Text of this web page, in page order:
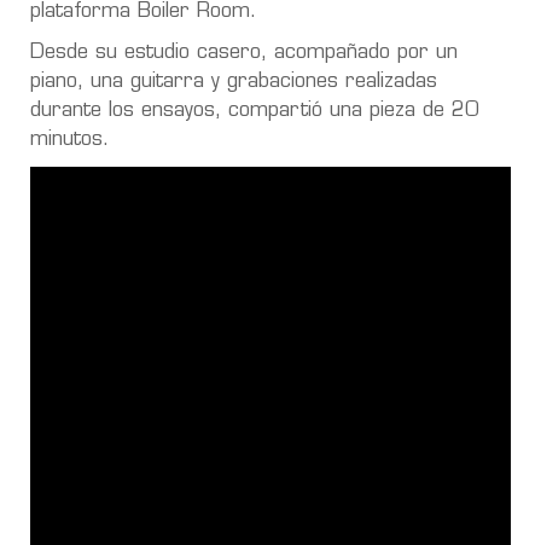
plataforma Boiler Room.
Desde su estudio casero, acompañado por un
piano, una guitarra y grabaciones realizadas
durante los ensayos, compartió una pieza de 20
minutos.